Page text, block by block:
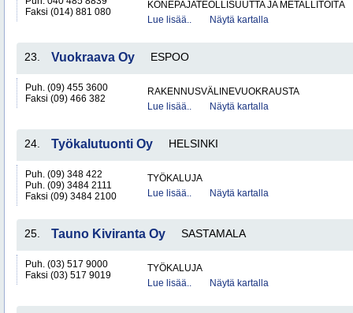
Faksi (014) 881 080
KONEPAJATEOLLISUUTTA JA METALLITÖITÄ
Lue lisää..
Näytä kartalla
23. Vuokraava Oy ESPOO
Puh. (09) 455 3600
Faksi (09) 466 382
RAKENNUSVÄLINEVUOKRAUSTA
Lue lisää..
Näytä kartalla
24. Työkalutuonti Oy HELSINKI
Puh. (09) 348 422
Puh. (09) 3484 2111
Faksi (09) 3484 2100
TYÖKALUJA
Lue lisää..
Näytä kartalla
25. Tauno Kiviranta Oy SASTAMALA
Puh. (03) 517 9000
Faksi (03) 517 9019
TYÖKALUJA
Lue lisää..
Näytä kartalla